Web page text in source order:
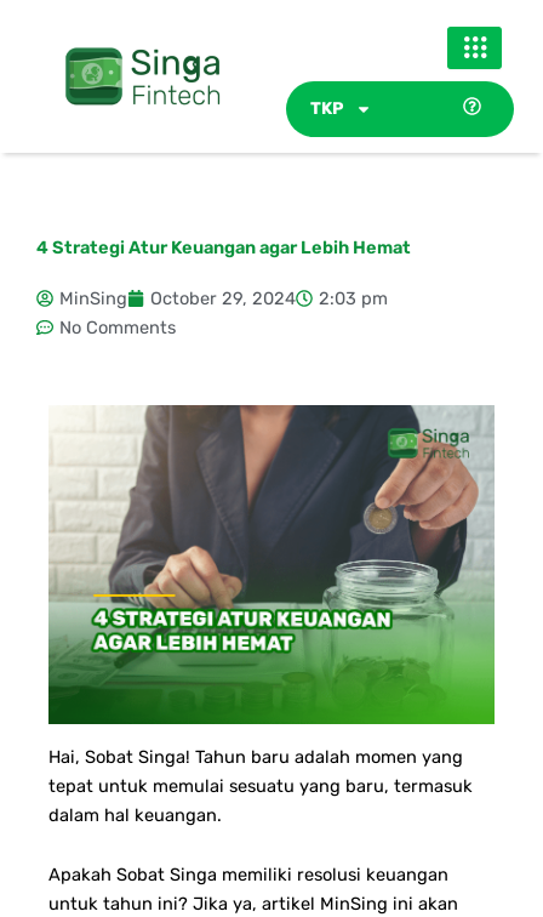
TKP
4 Strategi Atur Keuangan agar Lebih Hemat
MinSing October 29, 2024
2:03 pm
No Comments
Hai, Sobat Singa! Tahun baru adalah momen yang
tepat untuk memulai sesuatu yang baru, termasuk
dalam hal keuangan.
Apakah Sobat Singa memiliki resolusi keuangan
untuk tahun ini? Jika ya, artikel MinSing ini akan